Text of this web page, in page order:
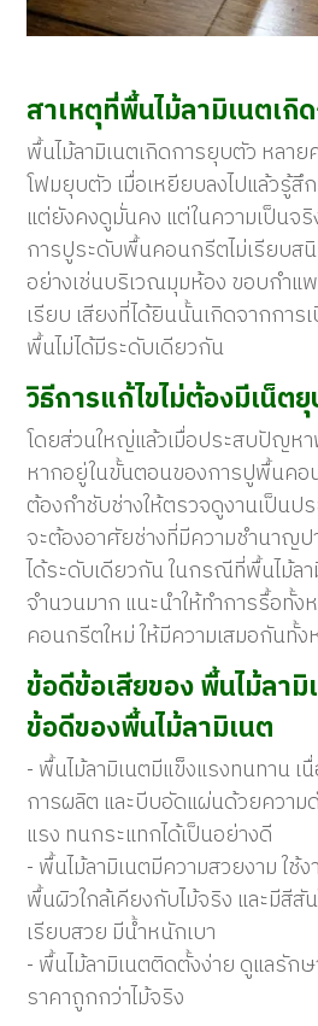
สาเหตุที่พื้นไม้ลามิเนตเกิ
พื้นไม้ลามิเนตเกิดการยุบตัว หลาย
โฟมยุบตัว เมื่อเหยียบลงไปแล้วรู้สึ
แต่ยังคงดูมั่นคง แต่ในความเป็นจริ
การปูระดับพื้นคอนกรีตไม่เรียบส
อย่างเช่นบริเวณมุมห้อง ขอบกำแ
เรียบ เสียงที่ได้ยินนั้นเกิดจากการ
พื้นไม่ได้มีระดับเดียวกัน
วิธีการแก้ไขไม่ต้องมีเน็ต
โดยส่วนใหญ่แล้วเมื่อประสบปัญห
หากอยู่ในขั้นตอนของการปูพื้นคอ
ต้องกำชับช่างให้ตรวจดูงานเป็นป
จะต้องอาศัยช่างที่มีความชำนาญ
ได้ระดับเดียวกัน ในกรณีที่พื้นไม้ล
จำนวนมาก แนะนำให้ทำการรื้อทั้
คอนกรีตใหม่ ให้มีความเสมอกันทั้
ข้อดีข้อเสียของ พื้นไม้ลามิ
ข้อดีของพื้นไม้ลามิเนต
- พื้นไม้ลามิเนตมีแข็งแรงทนทาน เ
การผลิต และบีบอัดแผ่นด้วยความ
แรง ทนกระแทกได้เป็นอย่างดี
- พื้นไม้ลามิเนตมีความสวยงาม ใ
พื้นผิวใกล้เคียงกับไม้จริง และมีสีสั
เรียบสวย มีน้ำหนักเบา
- พื้นไม้ลามิเนตติดตั้งง่าย ดูแลรัก
ราคาถูกกว่าไม้จริง